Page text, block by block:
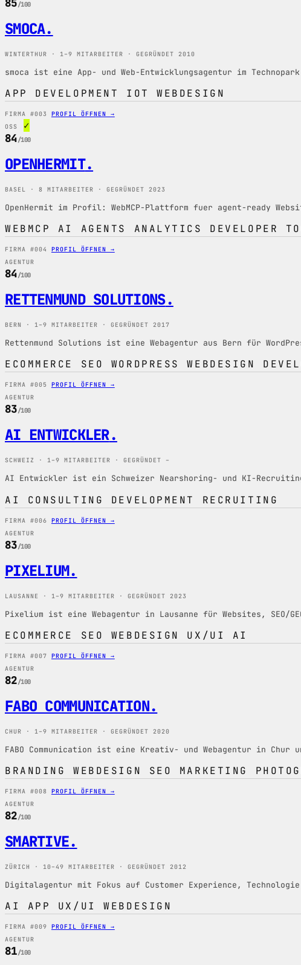
/100
SMOCA.
WINTERTHUR · 1–9 MITARBEITER · GEGRÜNDET 2010
smoca ist eine App- und Web-Entwicklungsagentur im
APP DEVELOPMENT IOTWEBDESIGN
FIRMA #003
PROFIL ÖFFNEN →
OSS
✓
84/100
OPENHERMIT.
BASEL · 8 MITARBEITER · GEGRÜNDET 2023
OpenHermit im Profil: WebMCP-Plattform fuer agent-ready
WEBMCP AI AGENTS ANALYTICS DEVELOPER
FIRMA #004
PROFIL ÖFFNEN →
AGENTUR
84/100
RETTENMUND SOLUTIONS.
BERN · 1–9 MITARBEITER · GEGRÜNDET 2017
Rettenmund Solutions ist eine Webagentur aus Bern für
ECOMMERCE SEO WORDPRESSWEBDESIGN
FIRMA #005
PROFIL ÖFFNEN →
AGENTUR
83/100
AI ENTWICKLER.
SCHWEIZ · 1–9 MITARBEITER · GEGRÜNDET –
AI Entwickler ist ein Schweizer Nearshoring- und KI-
AI CONSULTING DEVELOPMENT RECRUITING
FIRMA #006
PROFIL ÖFFNEN →
AGENTUR
83/100
PIXELIUM.
LAUSANNE · 1–9 MITARBEITER · GEGRÜNDET 2023
Pixelium ist eine Webagentur in Lausanne für Websites, SEO/
ECOMMERCE SEO WEBDESIGN UX/UI AI
FIRMA #007
PROFIL ÖFFNEN →
AGENTUR
82/100
FABO COMMUNICATION.
CHUR · 1–9 MITARBEITER · GEGRÜNDET 2020
FABO Communication ist eine Kreativ- und Webagentur in
BRANDINGWEBDESIGN SEO MARKETING
FIRMA #008
PROFIL ÖFFNEN →
AGENTUR
82/100
SMARTIVE.
ZÜRICH · 10–49 MITARBEITER · GEGRÜNDET 2012
Digitalagentur mit Fokus auf Customer Experience,
AI APP UX/UIWEBDESIGN
FIRMA #009
PROFIL ÖFFNEN →
AGENTUR
81/100